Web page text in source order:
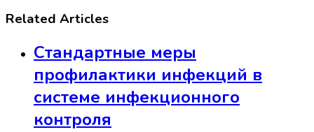
Related Articles
Стандартные меры
профилактики инфекций в
системе инфекционного
контроля